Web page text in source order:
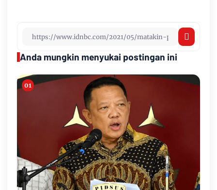
Anda mungkin menyukai postingan ini